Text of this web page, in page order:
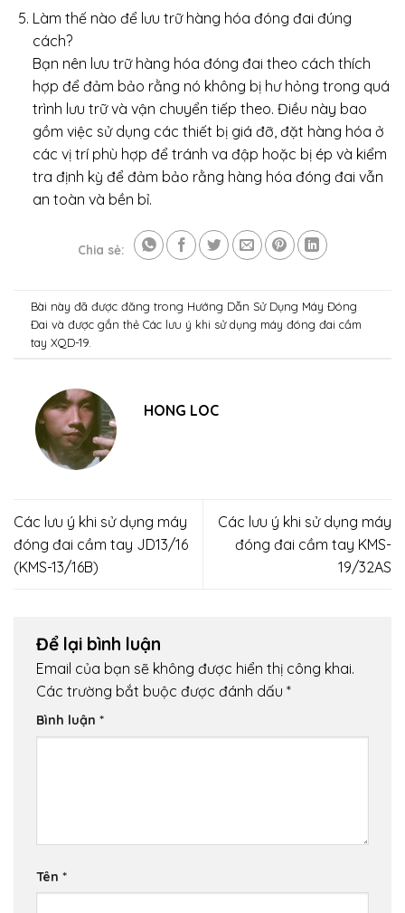
Làm thế nào để lưu trữ hàng hóa đóng đai đúng
cách?
Bạn nên lưu trữ hàng hóa đóng đai theo cách thích
hợp để đảm bảo rằng nó không bị hư hỏng trong quá
trình lưu trữ và vận chuyển tiếp theo. Điều này bao
gồm việc sử dụng các thiết bị giá đỡ, đặt hàng hóa ở
các vị trí phù hợp để tránh va đập hoặc bị ép và kiểm
tra định kỳ để đảm bảo rằng hàng hóa đóng đai vẫn
an toàn và bền bỉ.
Chia sẻ:
Bài này đã được đăng trong Hướng Dẫn Sử Dụng Máy Đóng
Đai và được gắn thẻCác lưu ý khi sử dụng máy đóng đai cầm
tay XQD-19
HONG LOC
Các lưu ý khi sử dụng máy
đóng đai cầm tay JD13/16
(KMS-13/16B)
Các lưu ý khi sử dụng máy
đóng đai cầm tay KMS-
19/32AS
Để lại bình luận
Email của bạn sẽ không được hiển thị công khai.
Các trường bắt buộc được đánh dấu *
Bình luận *
Tên *